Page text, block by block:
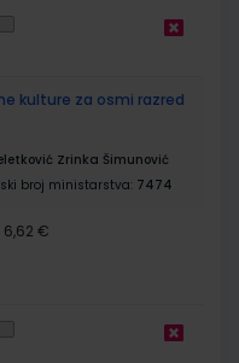
kulture za osmi razred
Zrinka Šimunović
broj ministarstva: 7474
6,62 €